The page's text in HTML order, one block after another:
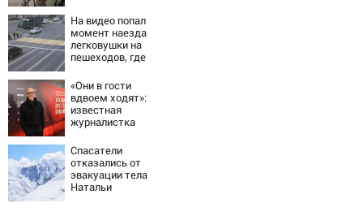
могильником для
«птах Мадьяра»
На видео попал
момент наезда
легковушки на
пешеходов, где
минимум восемь
человек
06/08/2026 –
Новости
«Они в гости
вдвоем ходят»:
известная
журналистка
роман
Бондарчука и
Исаковой
Спасатели
отказались от
эвакуации тела
Натальи